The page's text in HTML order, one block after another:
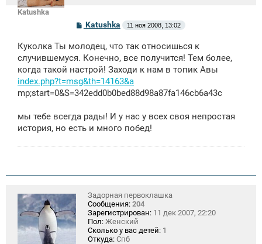
Katushka
С
б
щ
н
и
е
Katushka 11 ноя 2008, 13:02
Куколка Ты молодец, что так относишься к
случившемуся. Конечно, все получится! Тем более,
когда такой настрой! Заходи к нам в топик Авы
index.php?t=msg&th=14163&a
mp;start=0&S=342edd0b0bed88d98a87fa146cb6a43c
мы тебе всегда рады! И у нас у всех своя непростая
история, но есть и много побед!
Задорная первоклашка
Сообщения: 204
Зарегистрирован: 11 дек 2007, 22:20
Пол: Женский
Сколько у вас детей: 1
Откуда: Спб